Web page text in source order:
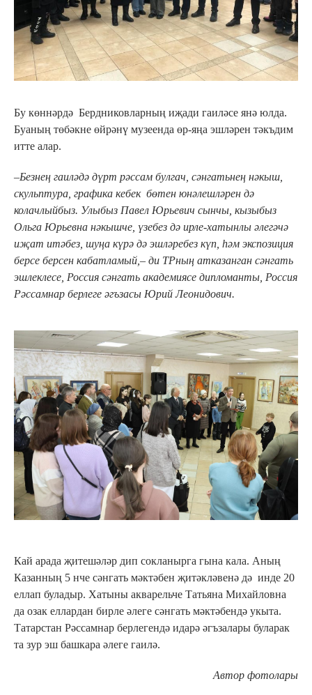
Бу көннәрдә Бердниковларның иҗади гаиләсе янә юлда.
Буаның төбәкне өйрәнү музеенда өр-яңа эшләрен тәкъдим
итте алар.
–Безнең гаиләдә дүрт рәссам булгач, сәнгатьнең нәкыш,
скульптура, графика кебек бөтен юнәлешләрен дә
колачлыйбыз. Улыбыз Павел Юрьевич сынчы, кызыбыз
Ольга Юрьевна нәкышче, үзебез дә ирле-хатынлы әлегәчә
иҗат итәбез, шуңа күрә дә эшләребез күп, һәм экспозиция
берсе берсен кабатламый,– ди ТРның атказанган сәнгать
эшлеклесе, Россия сәнгать академиясе дипломанты, Россия
Рәссамнар берлеге әгъзасы Юрий Леонидович.
Кай арада җитешәләр дип сокланырга гына кала. Аның
Казанның 5 нче сәнгать мәктәбен җитәкләвенә дә инде 20
еллап буладыр. Хатыны акварельче Татьяна Михайловна
да озак еллардан бирле әлеге сәнгать мәктәбендә укыта.
Татарстан Рәссамнар берлегендә идарә әгъзалары буларак
та зур эш башкара әлеге гаилә.
Автор фотолары